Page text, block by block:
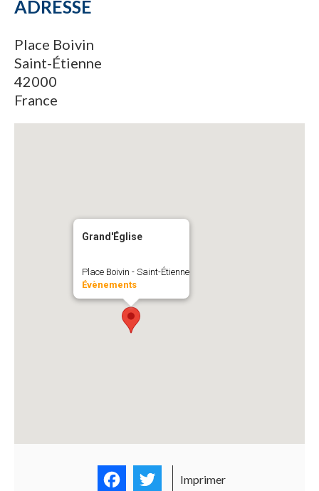
ADRESSE
Place Boivin
Saint-Étienne
42000
France
Grand'Église
Place Boivin - Saint-Étienne
Évènements
FacebookTwitter
Imprimer